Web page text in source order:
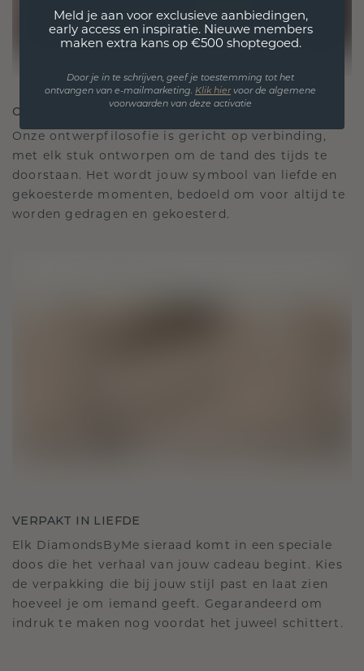
ONTWORPEN VOOR VERBINDING
Onze ontwerpfilosofie is gericht op verbinding,
met elk stuk ontworpen om de tand des tijds te
doorstaan. Het wordt jouw symbool van liefde en
gekoesterde momenten, bedoeld om voor altijd te
worden gedragen en gekoesterd.
VERPAKT IN LIEFDE
Elk DiamondsByMe sieraad komt in een speciale
doos die het verhaal van jouw cadeau begint. Kies
de verpakking die bij jouw stijl past en laat zien
hoeveel je om iemand geeft. Gegarandeerd om
indruk te maken nog voordat het juweel schittert.
Meld je aan voor exclusieve aanbiedingen,
early access en inspiratie. Nieuwe members
maken extra kans op €500 shoptegoed.
Door je in te schrijven, geef je toestemming tot het
ontvangen van e-mailmarketing. Klik hiervoor de algemene
voorwaarden van deze activatie